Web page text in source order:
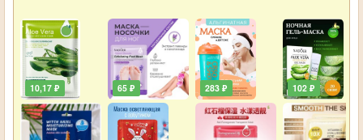
10,17 ₽ 65 ₽ 283 ₽ 102 ₽